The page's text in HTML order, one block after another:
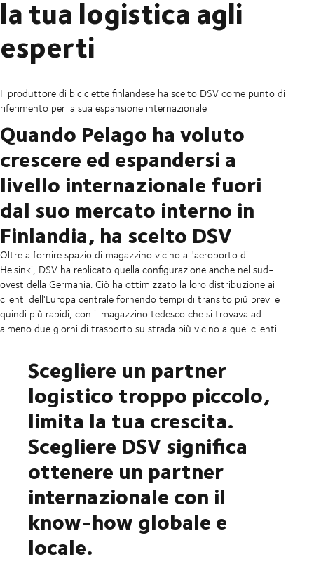
la tua logistica agli
esperti
Il produttore di biciclette finlandese ha scelto DSV come punto di
riferimento per la sua espansione internazionale
Quando Pelago ha voluto
crescere ed espandersi a
livello internazionale fuori
dal suo mercato interno in
Finlandia, ha scelto DSV
Oltre a fornire spazio di magazzino vicino all'aeroporto di
Helsinki, DSV ha replicato quella configurazione anche nel sud-
ovest della Germania. Ciò ha ottimizzato la loro distribuzione ai
clienti dell'Europa centrale fornendo tempi di transito più brevi e
quindi più rapidi, con il magazzino tedesco che si trovava ad
almeno due giorni di trasporto su strada più vicino a quei clienti.
Scegliere un partner
logistico troppo piccolo,
limita la tua crescita.
Scegliere DSV significa
ottenere un partner
internazionale con il
know-how globale e
locale.